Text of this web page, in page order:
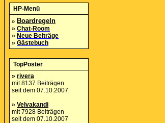
HP-Menü
» Boardregeln
» Chat-Room
» Neue Beiträge
» Gästebuch
TopPoster
» rivera
mit 8137 Beiträgen
seit dem 07.10.2007
» Velvakandi
mit 7928 Beiträgen
seit dem 07.10.2007